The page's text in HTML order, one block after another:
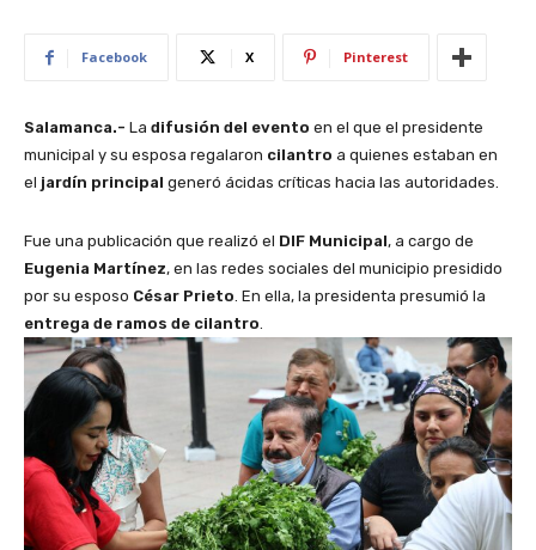
Facebook X Pinterest
Salamanca.- La difusión del evento en el que el presidente
municipal y su esposa regalaron cilantro a quienes estaban en
el jardín principal generó ácidas críticas hacia las autoridades.
Fue una publicación que realizó el DIF Municipal, a cargo de
Eugenia Martínez, en las redes sociales del municipio presidido
por su esposo César Prieto. En ella, la presidenta presumió la
entrega de ramos de cilantro.